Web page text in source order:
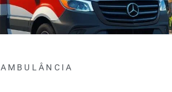
AMBULÂNCIA